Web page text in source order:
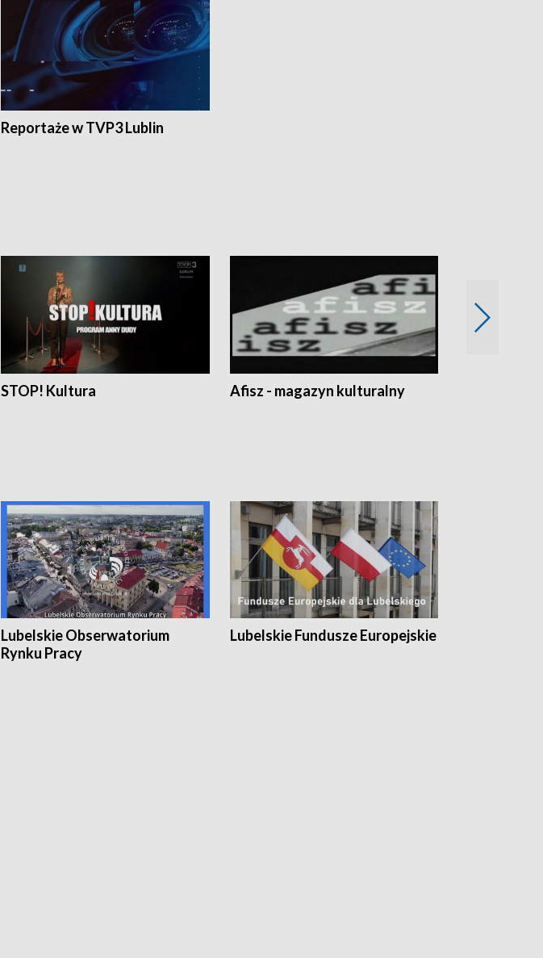
Reportaże w TVP3 Lublin
STOP! Kultura Afisz - magazyn kulturalny
Lubelskie Obserwatorium
Rynku Pracy
Lubelskie Fundusze Europejskie